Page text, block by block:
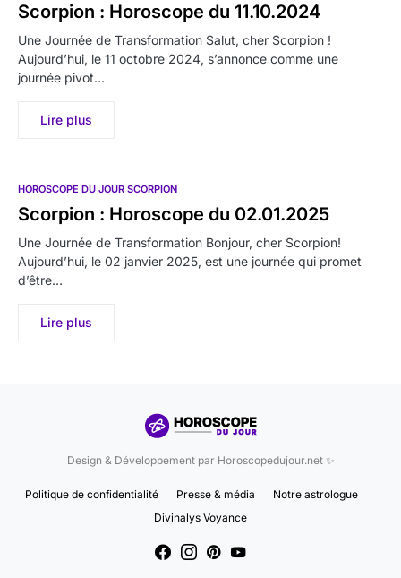
Scorpion : Horoscope du 11.10.2024
Une Journée de Transformation Salut, cher Scorpion !
Aujourd’hui, le 11 octobre 2024, s’annonce comme une
journée pivot…
Lire plus
HOROSCOPE DU JOUR SCORPION
Scorpion : Horoscope du 02.01.2025
Une Journée de Transformation Bonjour, cher Scorpion!
Aujourd’hui, le 02 janvier 2025, est une journée qui promet
d’être…
Lire plus
Design & Développement par Horoscopedujour.net ✨
Politique de confidentialité Presse & média
Notre astrologue
Divinalys Voyance